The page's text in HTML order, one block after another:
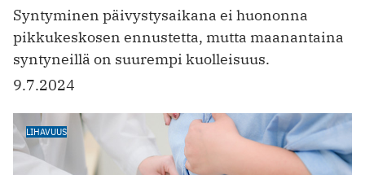
Syntyminen päivystysaikana ei huononna
pikkukeskosen ennustetta, mutta maanantaina
syntyneillä on suurempi kuolleisuus.
9.7.2024
LIHAVUUS